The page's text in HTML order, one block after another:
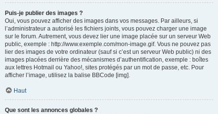
Puis-je publier des images ?
Oui, vous pouvez afficher des images dans vos messages. Par ailleurs, si
l’administrateur a autorisé les fichiers joints, vous pouvez charger une image
sur le forum. Autrement, vous devez lier une image placée sur un serveur Web
public, exemple : http://www.exemple.com/mon-image.gif. Vous ne pouvez pas
lier des images de votre ordinateur (sauf si c’est un serveur Web public) ni des
images placées derrière des mécanismes d’authentification, exemple : boîtes
aux lettres Hotmail ou Yahoo!, sites protégés par un mot de passe, etc. Pour
afficher l’image, utilisez la balise BBCode [img].
Haut
Que sont les annonces globales ?